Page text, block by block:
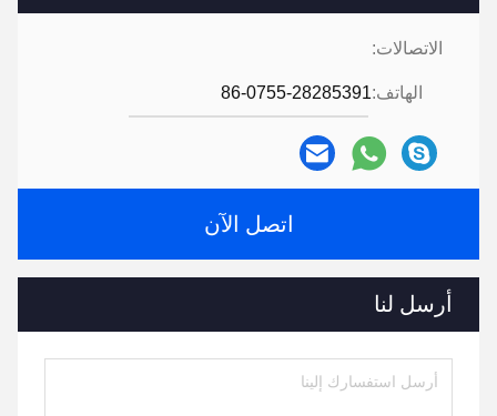
الاتصالات:
الهاتف:86-0755-28285391
اتصل الآن
أرسل لنا